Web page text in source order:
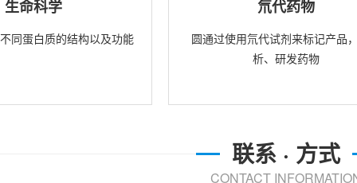
生命科学
同蛋白质的结构以及功能
氘代药物
圆通过使用氘代试剂来标记产品
析、研发药物
联系 · 方式
CONTACT